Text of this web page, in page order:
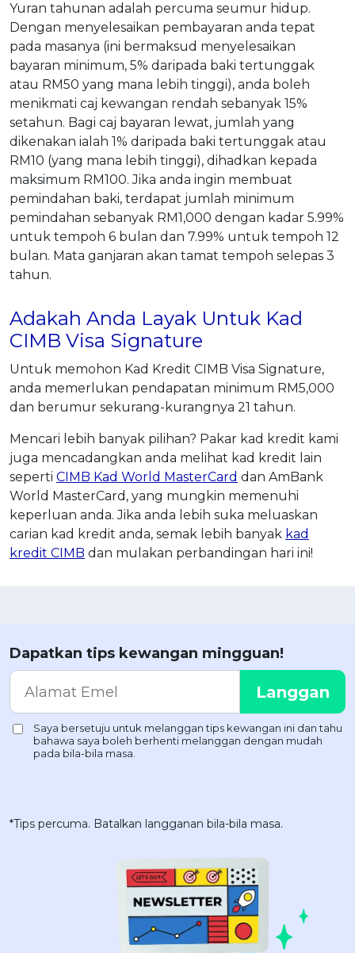
Yuran tahunan adalah percuma seumur hidup.
Dengan menyelesaikan pembayaran anda tepat
pada masanya (ini bermaksud menyelesaikan
bayaran minimum, 5% daripada baki tertunggak
atau RM50 yang mana lebih tinggi), anda boleh
menikmati caj kewangan rendah sebanyak 15%
setahun. Bagi caj bayaran lewat, jumlah yang
dikenakan ialah 1% daripada baki tertunggak atau
RM10 (yang mana lebih tinggi), dihadkan kepada
maksimum RM100. Jika anda ingin membuat
pemindahan baki, terdapat jumlah minimum
pemindahan sebanyak RM1,000 dengan kadar 5.99%
untuk tempoh 6 bulan dan 7.99% untuk tempoh 12
bulan. Mata ganjaran akan tamat tempoh selepas 3
tahun.
Adakah Anda Layak Untuk Kad
CIMB Visa Signature
Untuk memohon Kad Kredit CIMB Visa Signature,
anda memerlukan pendapatan minimum RM5,000
dan berumur sekurang-kurangnya 21 tahun.
Mencari lebih banyak pilihan? Pakar kad kredit kami
juga mencadangkan anda melihat kad kredit lain
seperti CIMB Kad World MasterCard dan AmBank
World MasterCard, yang mungkin memenuhi
keperluan anda. Jika anda lebih suka meluaskan
carian kad kredit anda, semak lebih banyak kad
kredit CIMB dan mulakan perbandingan hari ini!
Dapatkan tips kewangan mingguan!
*Tips percuma. Batalkan langganan bila-bila masa.